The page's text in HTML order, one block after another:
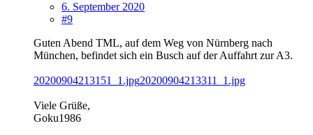
6. September 2020
#9
Guten Abend TML, auf dem Weg von Nürnberg nach
München, befindet sich ein Busch auf der Auffahrt zur A3.
20200904213151_1.jpg20200904213311_1.jpg
Viele Grüße,
Goku1986